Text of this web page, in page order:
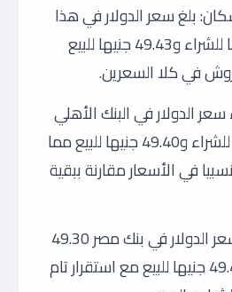
بلغ سعر الدولار في هذا
البنك 49.33 جنيها للشراء و49.43 جنيها للبيع
سعر الدولار في البنك الأهلي
عند 49.30 جنيها للشراء و49.40 جنيها للبيع مما
في الأسعار مقارنة ببقية
بنك مصر: سجل سعر الدولار في بنك مصر 49.30
جنيها للشراء و49.40 جنيها للبيع مع استقرار تام